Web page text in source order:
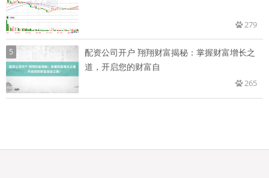
279
5
配资公司开户 翔翔财富揭秘：掌握财富增长之
道，开启您的财富自
265